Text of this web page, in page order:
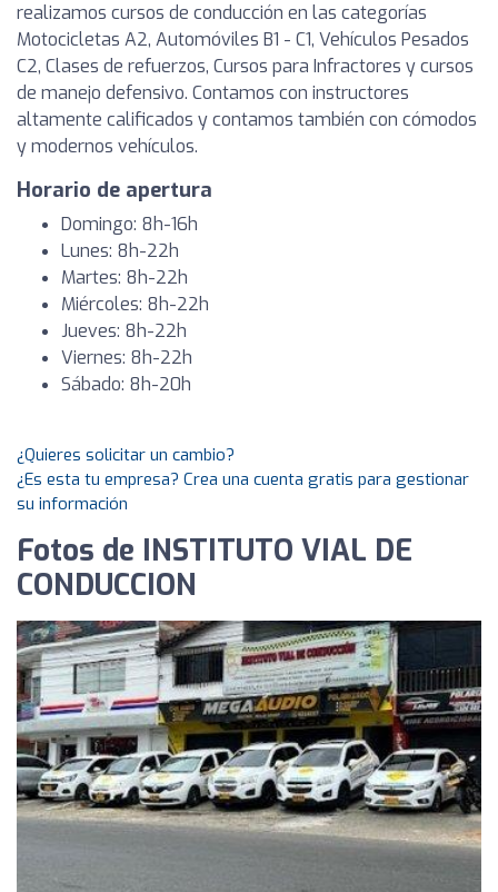
realizamos cursos de conducción en las categorías
Motocicletas A2, Automóviles B1 - C1, Vehículos Pesados
C2, Clases de refuerzos, Cursos para Infractores y cursos
de manejo defensivo. Contamos con instructores
altamente calificados y contamos también con cómodos
y modernos vehículos.
Horario de apertura
Domingo: 8h-16h
Lunes: 8h-22h
Martes: 8h-22h
Miércoles: 8h-22h
Jueves: 8h-22h
Viernes: 8h-22h
Sábado: 8h-20h
¿Quieres solicitar un cambio?
¿Es esta tu empresa? Crea una cuenta gratis para gestionar
su información
Fotos de INSTITUTO VIAL DE
CONDUCCION